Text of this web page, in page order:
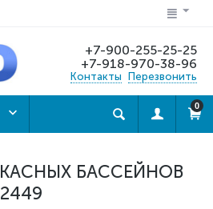
+7-900-255-25-25
+7-918-970-38-96
Контакты Перезвонить
0
БАССЕЙНОВ